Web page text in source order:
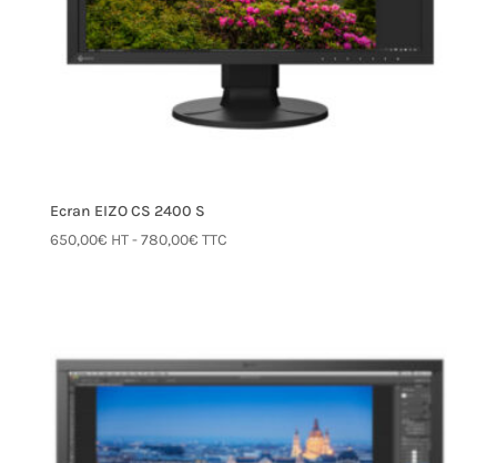
Ecran EIZO CS 2400 S
650,00€ HT -780,00€ TTC